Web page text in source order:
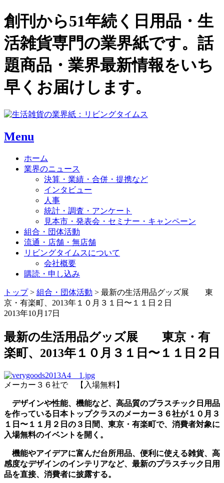
創刊から51年続く日用品・生
活雑貨専門の業界紙です。話
題商品・業界最新情報をいち
早くお届けします。
Menu
ホーム
業界のニュース
決算・業績・合併・提携など
インタビュー
人事
統計・調査・アンケート
見本市・発表会・セミナー・キャンペーン
組合・団体活動
流通・店舗・無店舗
リビングタイムスについて
会社概要
購読・申し込み
トップ> 組合・団体活動 > 最新の生活用品グッズ展 東
京・有楽町、2013年１０月３１日〜１１日２日
2013年10月17日
最新の生活用品グッズ展 東京・有
楽町、2013年１０月３１日〜１１日２日
メーカー３６社で 【入場無料】
デザインや性能、機能など、高品質のプラスチック日用品
を作っている日本トップクラスのメーカー３６社が１０月３
１日〜１１月２日の３日間、東京・有楽町で、消費者対象に
入場無料のイベントを開く。
機能やアイデアに富んだ台所用品、便利に使える雑貨、高
感度なデザインのインテリアなど、最新のプラスチック日用
品を直接、消費者に披露する。